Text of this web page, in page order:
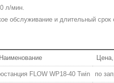
л/мин.
обслуживание и длительный
Наименование
FLOW WP18-40 Twin по